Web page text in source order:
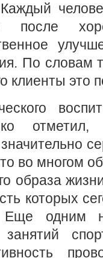
после
По словам
клиенты это
отметил,
во многом
образа
которых
Еще одним